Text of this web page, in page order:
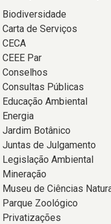
Biodiversidade
Carta de Serviços
CECA
CEEE Par
Conselhos
Consultas Públicas
Educação Ambiental
Energia
Jardim Botânico
Juntas de Julgamento
Legislação Ambiental
Mineração
Museu de Ciências
Parque Zoológico
Privatizações